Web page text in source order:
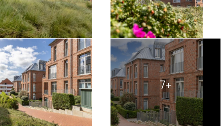
7+